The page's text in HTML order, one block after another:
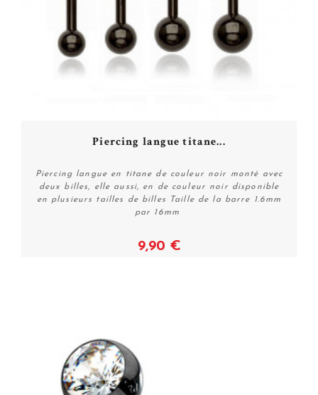
Voir
Piercing langue titane...
Piercing langue en titane de couleur noir monté avec
deux billes, elle aussi, en de couleur noir disponible
en plusieurs tailles de billes Taille de la barre 1.6mm
par 16mm
9,90 €